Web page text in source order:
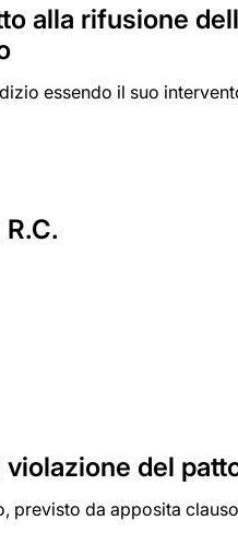
alla rifusione
essendo il suo
del
da apposita